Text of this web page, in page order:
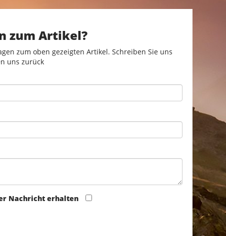
zum Artikel?
zum oben gezeigten Artikel. Schreiben Sie uns
uns zurück
Nachricht erhalten